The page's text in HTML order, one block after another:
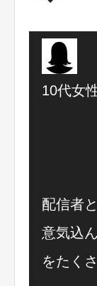
10代女
配信者
意気込
をたく